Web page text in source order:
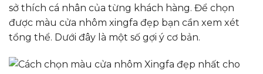
sở thích cá nhân của từng khách hàng. Để chọn
được màu cửa nhôm xingfa đẹp bạn cần xem xét
tổng thể. Dưới đây là một số gợi ý cơ bản.